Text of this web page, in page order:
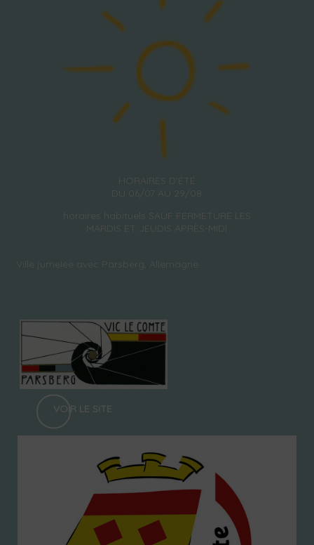
HORAIRES D'ÉTÉ
DU 06/07 AU 29/08
horaires habituels SAUF FERMETURE LES
MARDIS ET JEUDIS APRÈS-MIDI
Ville jumelée avec Parsberg, Allemagne
VOIR LE SITE